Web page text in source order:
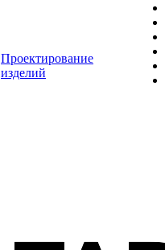
Проектирование
изделий